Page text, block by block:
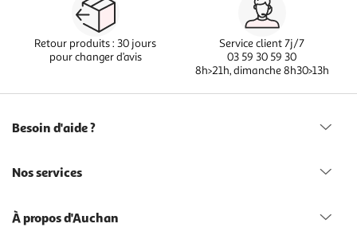
Retour produits : 30 jours
pour changer d’avis
Service client 7j/7
03 59 30 59 30
8h>21h, dimanche 8h30>13h
Besoin d'aide ?
Nos services
À propos d'Auchan